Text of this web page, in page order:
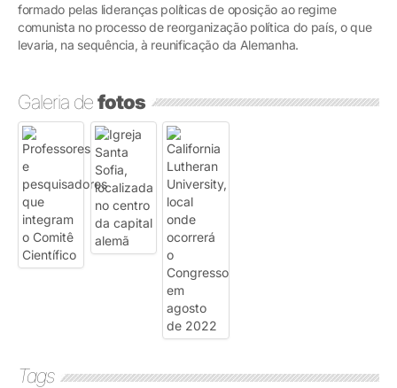
formado pelas lideranças políticas de oposição ao regime
comunista no processo de reorganização política do país, o que
levaria, na sequência, à reunificação da Alemanha.
Galeria defotos
Tags